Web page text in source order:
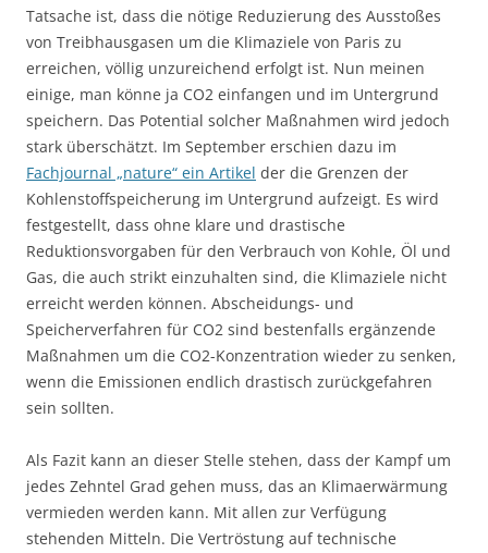
Tatsache ist, dass die nötige Reduzierung des Ausstoßes
von Treibhausgasen um die Klimaziele von Paris zu
erreichen, völlig unzureichend erfolgt ist. Nun meinen
einige, man könne ja CO2 einfangen und im Untergrund
speichern. Das Potential solcher Maßnahmen wird jedoch
stark überschätzt. Im September erschien dazu im
Fachjournal „nature“ ein Artikel der die Grenzen der
Kohlenstoffspeicherung im Untergrund aufzeigt. Es wird
festgestellt, dass ohne klare und drastische
Reduktionsvorgaben für den Verbrauch von Kohle, Öl und
Gas, die auch strikt einzuhalten sind, die Klimaziele nicht
erreicht werden können. Abscheidungs- und
Speicherverfahren für CO2 sind bestenfalls ergänzende
Maßnahmen um die CO2-Konzentration wieder zu senken,
wenn die Emissionen endlich drastisch zurückgefahren
sein sollten.
Als Fazit kann an dieser Stelle stehen, dass der Kampf um
jedes Zehntel Grad gehen muss, das an Klimaerwärmung
vermieden werden kann. Mit allen zur Verfügung
stehenden Mitteln. Die Vertröstung auf technische